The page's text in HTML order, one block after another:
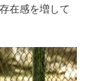
在感を増して